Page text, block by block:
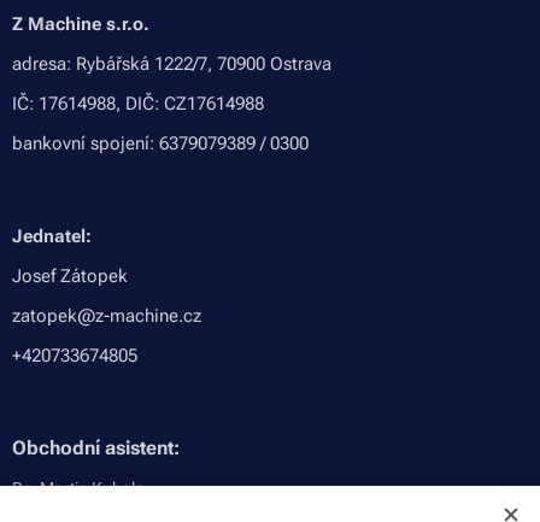
Z Machine s.r.o.
adresa: Rybářská 1222/7, 70900 Ostrava
IČ: 17614988, DIČ: CZ17614988
bankovní spojení: 6379079389 / 0300
Jednatel:
Josef Zátopek
zatopek@z-machine.cz
+420733674805
Obchodní asistent:
Bc. Martin Kubala